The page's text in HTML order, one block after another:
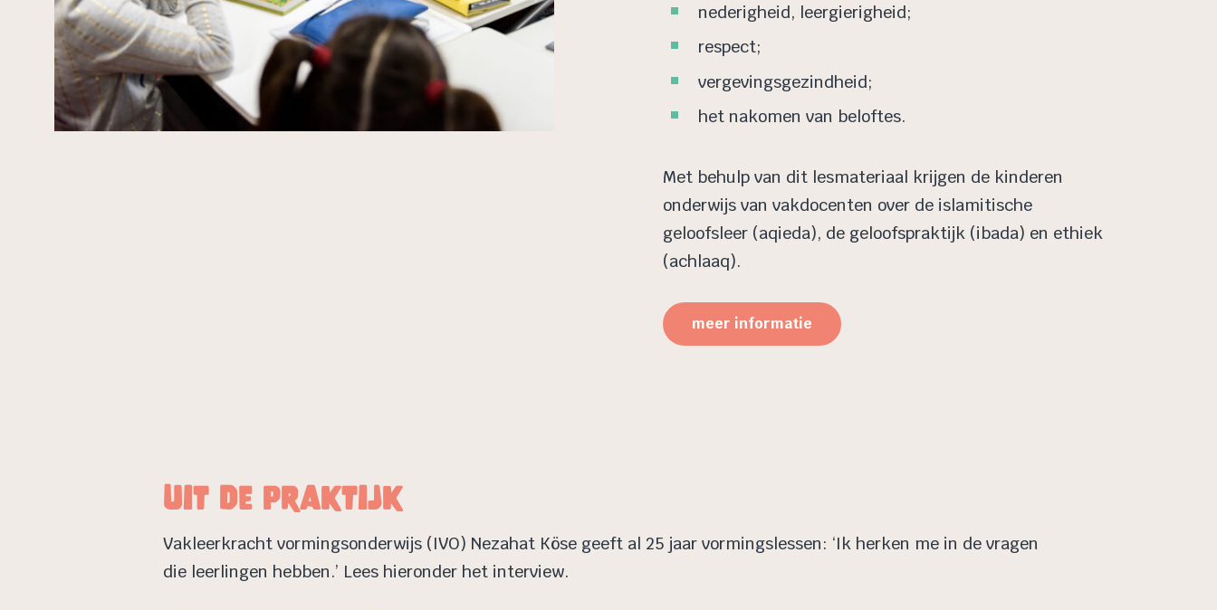
nederigheid, leergierigheid;
respect;
vergevingsgezindheid;
het nakomen van beloftes.
Met behulp van dit lesmateriaal krijgen de kinderen
onderwijs van vakdocenten over de islamitische
geloofsleer (aqieda), de geloofspraktijk (ibada) en ethiek
(achlaaq).
meer informatie
Uit de praktijk
Vakleerkracht vormingsonderwijs (IVO) Nezahat Köse geeft al 25 jaar vormingslessen: ‘Ik herken me in de vragen
die leerlingen hebben.’ Lees hieronder het interview.